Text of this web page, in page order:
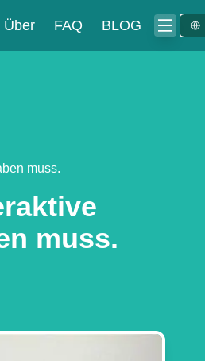
Über FAQ BLOG
muss.
muss.